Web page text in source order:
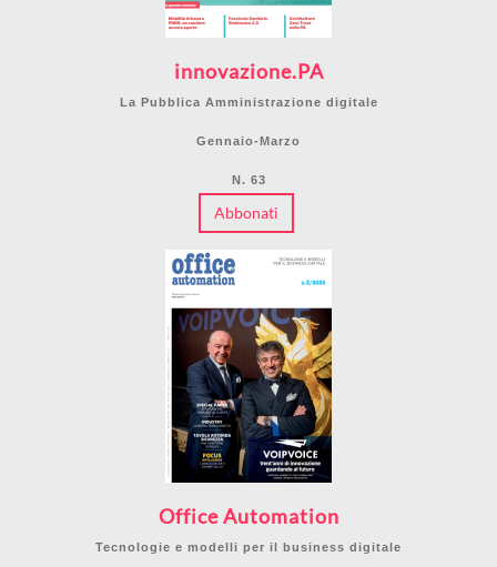
innovazione.PA
La Pubblica Amministrazione digitale
Gennaio-Marzo
N. 63
Abbonati
Office Automation
Tecnologie e modelli per il business digitale